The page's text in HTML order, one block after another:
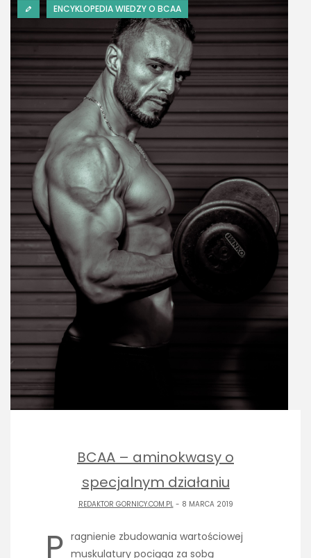
ENCYKLOPEDIA WIEDZY O BCAA
BCAA – aminokwasy o
specjalnym działaniu
REDAKTOR GORNICY.COM.PL- 8 MARCA 2019
P ragnienie zbudowania wartościowej
muskulatury pociąga za sobą